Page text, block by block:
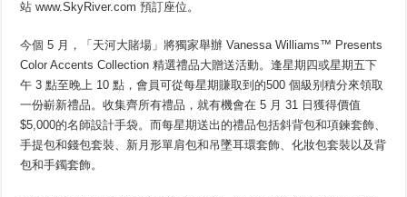
站 www.SkyRiver.com 預訂座位。
今個 5 月，「天河大賭場」將獨家舉辦 Vanessa Williams™ Presents
Color Accents Collection 精選禮品大贈送活動。逢星期四或星期五下
午 3 點至晚上 10 點，會員可從每星期賺取到的500 個級别積分來領取
一份嶄新禮品。收集齊所有禮品，就有機會在 5 月 31 日獲得價值
$5,000的名師設計手袋。而每星期送出的禮品包括斜背包和項鍊套飾、
手提包和錢包套裝、新月形單肩包和吊墜耳環套飾、化妝包套裝以及背
包和手鐲套飾。